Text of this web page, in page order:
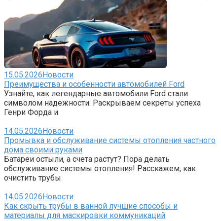
15.05.2026Новости
Преимущества и особенности автомобилей Ford
Узнайте, как легендарные автомобили Ford стали
символом надежности. Раскрываем секреты успеха
Генри Форда и
14.05.2026Новости
Промывка и обслуживание системы отопления частного
дома своими руками
Батареи остыли, а счета растут? Пора делать
обслуживание системы отопления! Расскажем, как
очистить трубы
14.05.2026Новости
Как скрыть трубы в ванной лучшие способы и
материалы для маскировки коммуникаций